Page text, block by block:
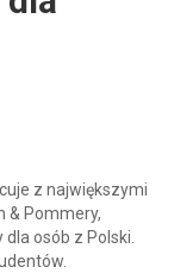
z największymi
& Pommery,
osób z Polski.